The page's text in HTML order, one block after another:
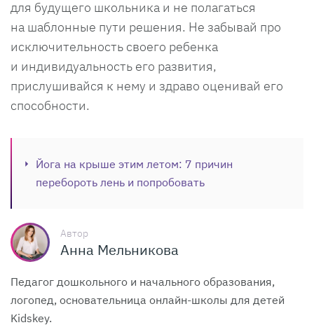
для будущего школьника и не полагаться
на шаблонные пути решения. Не забывай про
исключительность своего ребенка
и индивидуальность его развития,
прислушивайся к нему и здраво оценивай его
способности.
Йога на крыше этим летом: 7 причин
перебороть лень и попробовать
Автор
Анна Мельникова
Педагог дошкольного и начального образования,
логопед, основательница онлайн-школы для детей
Kidskey.